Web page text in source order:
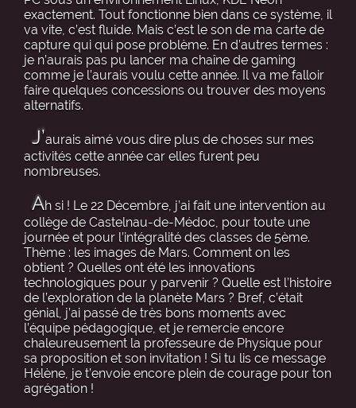
exactement. Tout fonctionne bien dans ce système, il
va vite, c’est fluide. Mais c’est le son de ma carte de
capture qui qui pose problème. En d’autres termes :
je n’aurais pas pu lancer ma chaîne de gaming
comme je l’aurais voulu cette année. Il va me falloir
faire quelques concessions ou trouver des moyens
alternatifs.
J’aurais aimé vous dire plus de choses sur mes
activités cette année car elles furent peu
nombreuses.
Ah si ! Le 22 Décembre, j’ai fait une intervention au
collège de Castelnau-de-Médoc, pour toute une
journée et pour l’intégralité des classes de 5ème.
Thème : les images de Mars. Comment on les
obtient ? Quelles ont été les innovations
technologiques pour y parvenir ? Quelle est l’histoire
de l’exploration de la planète Mars ? Bref, c’était
génial, j’ai passé de très bons moments avec
l’équipe pédagogique, et je remercie encore
chaleureusement la professeure de Physique pour
sa proposition et son invitation ! Si tu lis ce message
Hélène, je t’envoie encore plein de courage pour ton
agrégation !